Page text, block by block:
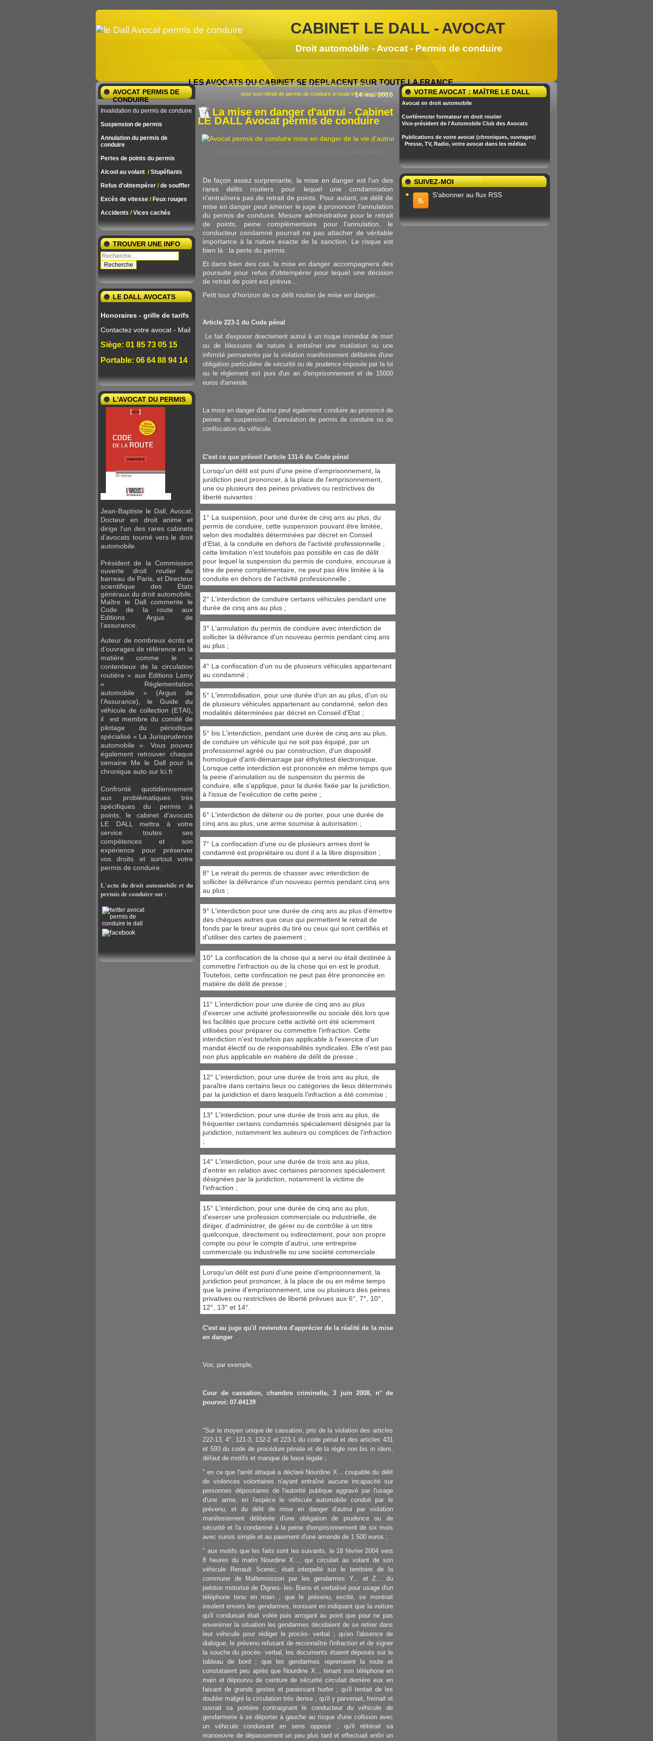
CABINET LE DALL -AVOCAT
Droit automobile - Avocat - Permis de conduire
LES AVOCATS DU CABINET SE DEPLACENT SUR TOUTE LA FRANCE
pour tout retrait de permis de conduire et toute infraction routière
AVOCAT PERMIS DE
CONDUIRE
Invalidation du permis de conduire
Suspension de permis
Annulation du permis de
conduire
Pertes de points du permis
Alcool au volant /Stupéfiants
Refus d'obtempérer /de souffler
Excès de vitesse / Feux rouges
Accidents /Vices cachés
TROUVER UNE INFO
LE DALL AVOCATS
Honoraires - grille de tarifs
Contactez votre avocat - Mail
Siège: 01 85 73 05 15
Portable: 06 64 88 94 14
L'AVOCAT DU PERMIS
Jean-Baptiste le Dall, Avocat,
Docteur en droit anime et
dirige l'un des rares cabinets
d’avocats tourné vers le droit
automobile.
Président de la Commission
ouverte droit routier du
barreau de Paris, et Directeur
scientifique des Etats
généraux du droit automobile,
Maître le Dall commente le
Code de la route aux
Editions Argus de
l’assurance.
Auteur de nombreux écrits et
d’ouvrages de référence en la
matière comme le «
contentieux de la circulation
routière » aux Editions Lamy
« Réglementation
automobile » (Argus de
l’Assurance), le Guide du
véhicule de collection (ETAI),
il est membre du comité de
pilotage du périodique
spécialisé « La Jurisprudence
automobile ». Vous pouvez
également retrouver chaque
semaine Me le Dall pour la
chronique auto sur lci.fr
Confronté quotidiennement
aux problématiques très
spécifiques du permis à
points, le cabinet d'avocats
LE DALL mettra à votre
service toutes ses
compétences et son
expérience pour préserver
vos droits et surtout votre
permis de conduire.
L'actu du droit automobile et du
permis de conduire sur :
<< La conduite malgré invalidation... La conduite sans permis -... >>
14 mai 2010
La mise en danger d'autrui - Cabinet
LE DALL Avocat permis de conduire
De façon assez surprenante, la mise en danger est l'un des
rares délits routiers pour lequel une condamnation
n'entraînera pas de retrait de points. Pour autant, ce délit de
mise en danger peut amener le juge à prononcer l'annulation
du permis de conduire. Mesure administrative pour le retrait
de points, peine complémentaire pour l'annulation, le
conducteur condamné pourrait ne pas attacher de véritable
importance à la nature exacte de la sanction. Le risque est
bien là : la perte du permis.
Et dans bien des cas, la mise en danger accompagnera des
poursuite pour refus d'obtempérer pour lequel une décision
de retrait de point est prévue...
Petit tour d'horizon de ce délit routier de mise en danger...
Article 223-1 du Code pénal
Le fait d'exposer directement autrui à un risque immédiat de mort
ou de blessures de nature à entraîner une mutilation ou une
infirmité permanente par la violation manifestement délibérée d'une
obligation particulière de sécurité ou de prudence imposée par la loi
ou le règlement est puni d'un an d'emprisonnement et de 15000
euros d'amende.
La mise en danger d'autrui peut également conduire au prononcé de
peines de suspension , d'annulation de permis de conduire ou de
confiscation du véhicule.
C'est ce que prévoit l'article 131-6 du Code pénal
Lorsqu'un délit est puni d'une peine d'emprisonnement, la
juridiction peut prononcer, à la place de l'emprisonnement,
une ou plusieurs des peines privatives ou restrictives de
liberté suivantes :
1° La suspension, pour une durée de cinq ans au plus, du
permis de conduire, cette suspension pouvant être limitée,
selon des modalités déterminées par décret en Conseil
d'Etat, à la conduite en dehors de l'activité professionnelle ;
cette limitation n'est toutefois pas possible en cas de délit
pour lequel la suspension du permis de conduire, encourue à
titre de peine complémentaire, ne peut pas être limitée à la
conduite en dehors de l'activité professionnelle ;
2° L'interdiction de conduire certains véhicules pendant une
durée de cinq ans au plus ;
3° L'annulation du permis de conduire avec interdiction de
solliciter la délivrance d'un nouveau permis pendant cinq ans
au plus ;
4° La confiscation d'un ou de plusieurs véhicules appartenant
au condamné ;
5° L'immobilisation, pour une durée d'un an au plus, d'un ou
de plusieurs véhicules appartenant au condamné, selon des
modalités déterminées par décret en Conseil d'Etat ;
5° bis L'interdiction, pendant une durée de cinq ans au plus,
de conduire un véhicule qui ne soit pas équipé, par un
professionnel agréé ou par construction, d'un dispositif
homologué d'anti-démarrage par éthylotest électronique.
Lorsque cette interdiction est prononcée en même temps que
la peine d'annulation ou de suspension du permis de
conduire, elle s'applique, pour la durée fixée par la juridiction,
à l'issue de l'exécution de cette peine ;
6° L'interdiction de détenir ou de porter, pour une durée de
cinq ans au plus, une arme soumise à autorisation ;
7° La confiscation d'une ou de plusieurs armes dont le
condamné est propriétaire ou dont il a la libre disposition ;
8° Le retrait du permis de chasser avec interdiction de
solliciter la délivrance d'un nouveau permis pendant cinq ans
au plus ;
9° L'interdiction pour une durée de cinq ans au plus d'émettre
des chèques autres que ceux qui permettent le retrait de
fonds par le tireur auprès du tiré ou ceux qui sont certifiés et
d'utiliser des cartes de paiement ;
10° La confiscation de la chose qui a servi ou était destinée à
commettre l'infraction ou de la chose qui en est le produit.
Toutefois, cette confiscation ne peut pas être prononcée en
matière de délit de presse ;
11° L'interdiction pour une durée de cinq ans au plus
d'exercer une activité professionnelle ou sociale dès lors que
les facilités que procure cette activité ont été sciemment
utilisées pour préparer ou commettre l'infraction. Cette
interdiction n'est toutefois pas applicable à l'exercice d'un
mandat électif ou de responsabilités syndicales. Elle n'est pas
non plus applicable en matière de délit de presse ;
12° L'interdiction, pour une durée de trois ans au plus, de
paraître dans certains lieux ou catégories de lieux déterminés
par la juridiction et dans lesquels l'infraction a été commise ;
13° L'interdiction, pour une durée de trois ans au plus, de
fréquenter certains condamnés spécialement désignés par la
juridiction, notamment les auteurs ou complices de l'infraction
;
14° L'interdiction, pour une durée de trois ans au plus,
d'entrer en relation avec certaines personnes spécialement
désignées par la juridiction, notamment la victime de
l'infraction ;
15° L'interdiction, pour une durée de cinq ans au plus,
d'exercer une profession commerciale ou industrielle, de
diriger, d'administrer, de gérer ou de contrôler à un titre
quelconque, directement ou indirectement, pour son propre
compte ou pour le compte d'autrui, une entreprise
commerciale ou industrielle ou une société commerciale.
Lorsqu'un délit est puni d'une peine d'emprisonnement, la
juridiction peut prononcer, à la place de ou en même temps
que la peine d'emprisonnement, une ou plusieurs des peines
privatives ou restrictives de liberté prévues aux 6°, 7°, 10°,
12°, 13° et 14°.
C'est au juge qu'il reviendra d'apprécier de la réalité de la mise
en danger
Voir, par exemple,
Cour de cassation, chambre criminelle, 3 juin 2008, n° de
pourvoi: 07-84139
"Sur le moyen unique de cassation, pris de la violation des articles
222-13, 4°, 121-3, 132-2 et 223-1 du code pénal et des articles 431
et 593 du code de procédure pénale et de la règle non bis in idem,
défaut de motifs et manque de base légale ;
" en ce que l'arrêt attaqué a déclaré Nourdine X... coupable du délit
de violences volontaires n'ayant entraîné aucune incapacité sur
personnes dépositaires de l'autorité publique aggravé par l'usage
d'une arme, en l'espèce le véhicule automobile conduit par le
prévenu, et du délit de mise en danger d'autrui par violation
manifestement délibérée d'une obligation de prudence ou de
sécurité et l'a condamné à la peine d'emprisonnement de six mois
avec sursis simple et au paiement d'une amende de 1 500 euros ;
" aux motifs que les faits sont les suivants, le 18 février 2004 vers
8 heures du matin Nourdine X..., qui circulait au volant de son
véhicule Renault Scenic, était interpellé sur le territoire de la
commune de Mallemoisson par les gendarmes Y... et Z... du
peloton motorisé de Dignes- les- Bains et verbalisé pour usage d'un
téléphone tenu en main ; que le prévenu, excité, se montrait
insolent envers les gendarmes, ironisant en indiquant que la voiture
qu'il conduisait était volée puis arrogant au point que pour ne pas
envenimer la situation les gendarmes décidaient de se retirer dans
leur véhicule pour rédiger le procès- verbal ; qu'en l'absence de
dialogue, le prévenu refusant de reconnaître l'infraction et de signer
la souche du procès- verbal, les documents étaient déposés sur le
tableau de bord ; que les gendarmes reprenaient la route et
constataient peu après que Nourdine X... tenant son téléphone en
main et dépourvu de ceinture de sécurité circulait derrière eux en
faisant de grands gestes et paraissant hurler ; qu'il tentait de les
doubler malgré la circulation très dense ; qu'il y parvenait, freinait et
ouvrait sa portière contraignant le conducteur du véhicule de
gendarmerie à se déporter à gauche au risque d'une collision avec
un véhicule conduisant en sens opposé ; qu'il réitérait sa
manoeuvre de dépassement un peu plus tard et effectuait enfin un
VOTRE AVOCAT : MAÎTRE LE DALL
Avocat en droit automobile
Conférencier formateur en droit routier
Vice-président de l'Automobile Club des Avocats
Publications de votre avocat (chroniques, ouvrages)
Presse, TV, Radio, votre avocat dans les médias
SUIVEZ-MOI
S'abonner au flux RSS